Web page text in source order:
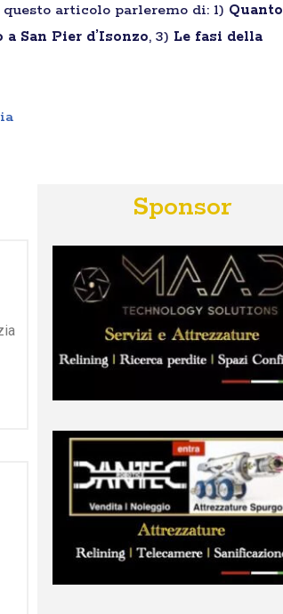
articolo parleremo di: 1) Quanto
San Pier d’Isonzo, 3) Le fasi della
Sponsor